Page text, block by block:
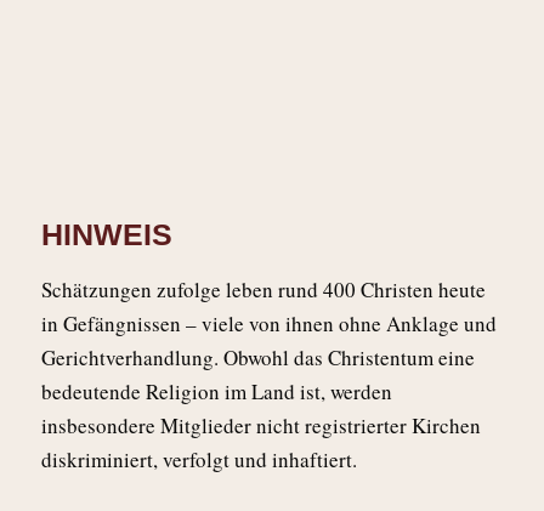
HINWEIS
Schätzungen zufolge leben rund 400 Christen heute
in Gefängnissen – viele von ihnen ohne Anklage und
Gerichtverhandlung. Obwohl das Christentum eine
bedeutende Religion im Land ist, werden
insbesondere Mitglieder nicht registrierter Kirchen
diskriminiert, verfolgt und inhaftiert.